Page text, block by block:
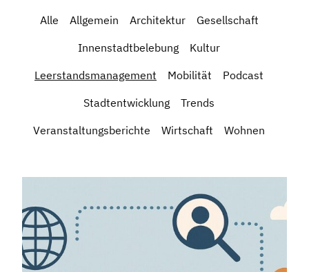
Alle Allgemein Architektur
Gesellschaft
Innenstadtbelebung
Kultur
Leerstandsmanagement
Mobilität
Podcast
Stadtentwicklung
Trends
Veranstaltungsberichte
Wirtschaft Wohnen